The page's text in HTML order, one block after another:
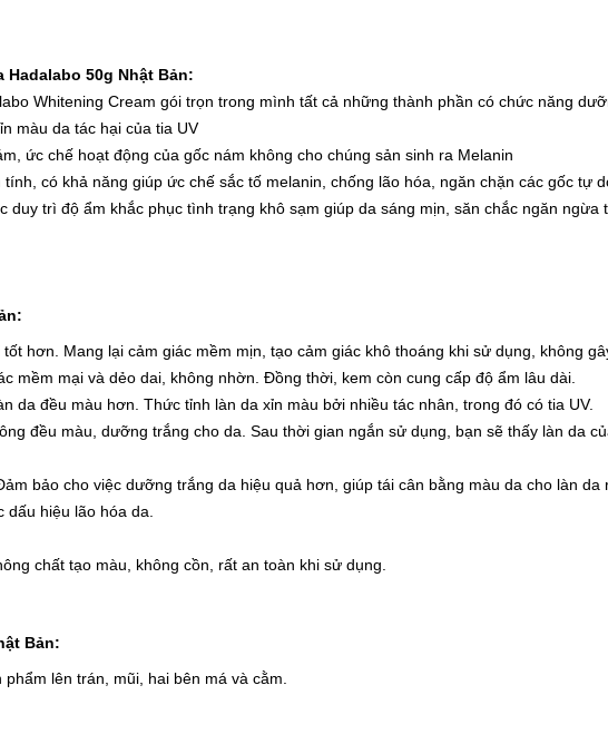
50g Nhật Bản:
Whitening Cream gói trọn trong mình tất cả những thành phần có chức năng
màu da tác hại của tia UV
ức chế hoạt động của gốc nám không cho chúng sản sinh ra Melanin
có khả năng giúp ức chế sắc tố melanin, chống lão hóa, ngăn chặn các gốc tự
duy trì độ ẩm khắc phục tình trạng khô sạm giúp da sáng mịn, săn chắc ngăn ngừa
hơn. Mang lại cảm giác mềm mịn, tạo cảm giác khô thoáng khi sử dụng, không
mềm mại và dẻo dai, không nhờn. Đồng thời, kem còn cung cấp độ ẩm lâu dài.
da đều màu hơn. Thức tỉnh làn da xỉn màu bởi nhiều tác nhân, trong đó có tia UV.
đều màu, dưỡng trắng cho da. Sau thời gian ngắn sử dụng, bạn sẽ thấy làn da
bảo cho việc dưỡng trắng da hiệu quả hơn, giúp tái cân bằng màu da cho làn da
hiệu lão hóa da.
chất tạo màu, không cồn, rất an toàn khi sử dụng.
Bản:
lên trán, mũi, hai bên má và cằm.